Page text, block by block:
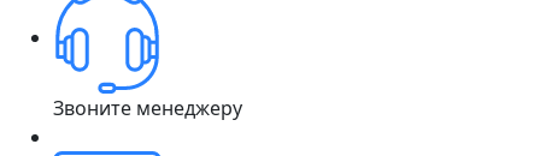
Звоните менеджеру